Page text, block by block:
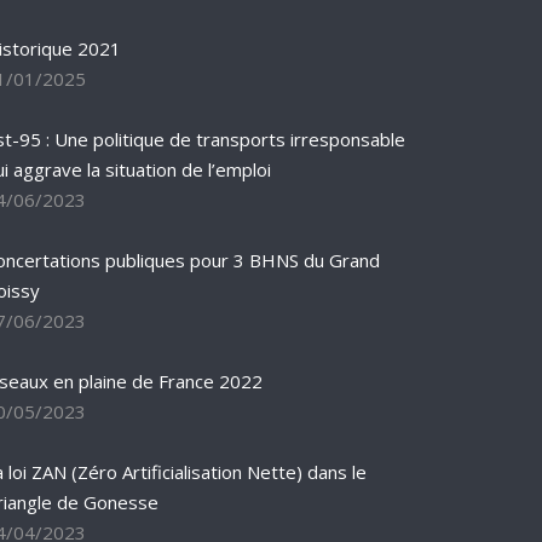
2021
01/2025
95 : Une politique de transports irresponsable
aggrave la situation de l’emploi
06/2023
publiques pour 3 BHNS du Grand
06/2023
en plaine de France 2022
05/2023
loi ZAN (Zéro Artificialisation Nette) dans le
de Gonesse
04/2023